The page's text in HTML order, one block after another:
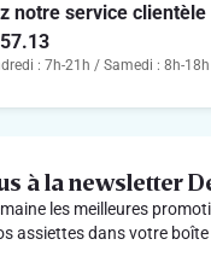
notre service clientèle
: 7h-21h / Samedi : 8h-
à la newsletter
les meilleures
assiettes dans votre